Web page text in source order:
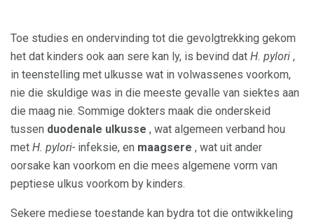
Toe studies en ondervinding tot die gevolgtrekking gekom
het dat kinders ook aan sere kan ly, is bevind dat H. pylori ,
in teenstelling met ulkusse wat in volwassenes voorkom,
nie die skuldige was in die meeste gevalle van siektes aan
die maag nie. Sommige dokters maak die onderskeid
tussen duodenale ulkusse , wat algemeen verband hou
met H. pylori- infeksie, en maagsere , wat uit ander
oorsake kan voorkom en die mees algemene vorm van
peptiese ulkus voorkom by kinders.
Sekere mediese toestande kan bydra tot die ontwikkeling